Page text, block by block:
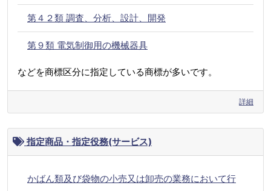
第４２類 調査、分析、設計、開発
第９類 電気制御用の機械器具
などを商標区分に指定している商標が多いです。
詳細
指定商品・指定役務(サービス)
かばん類及び袋物の小売又は卸売の業務において行